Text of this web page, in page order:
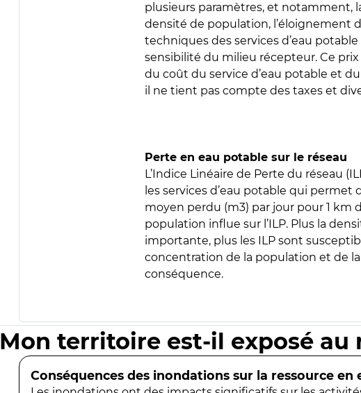
plusieurs paramètres, et notamment,
densité de population, l’éloignement
techniques des services d’eau
sensibilité du milieu récepteur. Ce
du coût du service d’eau potable et
il ne tient pas compte des taxes et
Perte en eau potable sur le réseau
L’Indice Linéaire de Perte du réseau
les services d’eau potable qui permet
moyen perdu (m3) par jour pour 1 km
population influe sur l’ILP. Plus la
importante, plus les ILP sont
concentration de la population et de
conséquence.
Mon territoire est-il exposé au
Conséquences des inondations sur la ressource en